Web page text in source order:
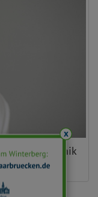
der Klinik
x